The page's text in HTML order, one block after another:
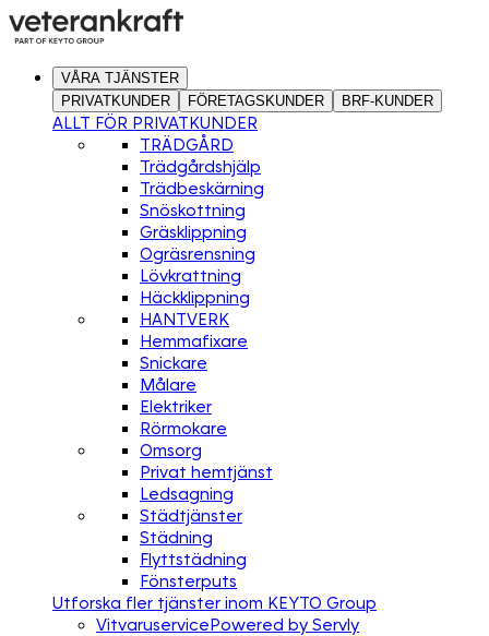
VÅRA TJÄNSTER
PRIVATKUNDER
FÖRETAGSKUNDER BRF-KUNDER
ALLT FÖR PRIVATKUNDER
TRÄDGÅRD
Trädgårdshjälp
Trädbeskärning
Snöskottning
Gräsklippning
Ogräsrensning
Lövkrattning
Häckklippning
HANTVERK
Hemmafixare
Snickare
Målare
Elektriker
Rörmokare
Omsorg
Privat hemtjänst
Ledsagning
Städtjänster
Städning
Flyttstädning
Fönsterputs
Utforska fler tjänster inom KEYTO Group
VitvaruservicePowered by Servly